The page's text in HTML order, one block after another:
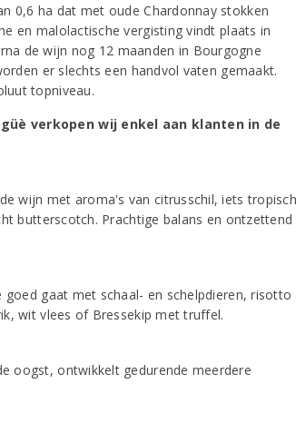
0,6 ha dat met oude Chardonnay stokken
en malolactische vergisting vindt plaats in
de wijn nog 12 maanden in Bourgogne
er slechts een handvol vaten gemaakt.
topniveau.
verkopen wij enkel aan klanten in de
wijn met aroma's van citrusschil, iets tropisch
butterscotch. Prachtige balans en ontzettend
goed gaat met schaal- en schelpdieren, risotto
wit vlees of Bressekip met truffel.
oogst, ontwikkelt gedurende meerdere